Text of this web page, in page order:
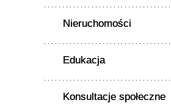
Nieruchomości
Edukacja
Konsultacje społeczne